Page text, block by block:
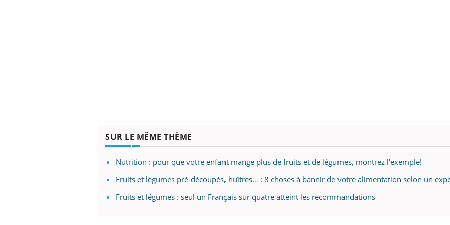
SUR LE MÊME THÈME
Nutrition : pour que votre enfant mange plus de fruits et de légumes, montrez l'exemple!
Fruits et légumes pré-découpés, huîtres… : 8 choses à bannir de votre alimentation selon un
Fruits et légumes : seul un Français sur quatre atteint les recommandations